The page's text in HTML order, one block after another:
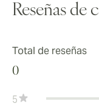
Reseñas de
Total de reseñas
0
5